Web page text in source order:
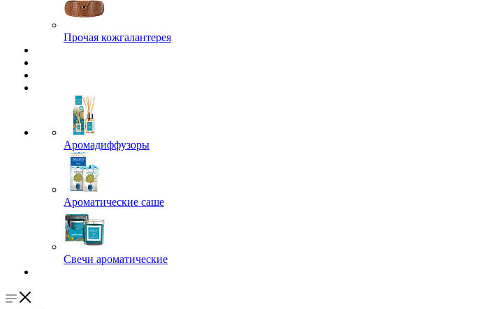
Прочая кожгалантерея
Аромадиффузоры
Ароматические саше
Свечи ароматические